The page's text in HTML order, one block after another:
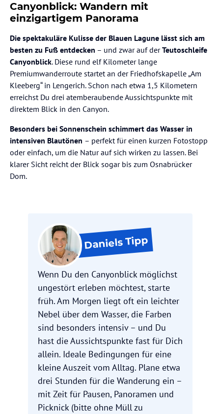
Canyonblick: Wandern mit
einzigartigem Panorama
Die spektakuläre Kulisse der Blauen Lagune lässt sich am
besten zu Fuß entdecken – und zwar auf derTeutoschleife
Canyonblick. Diese rund elf Kilometer lange
Premiumwanderroute startet an der Friedhofskapelle „Am
Kleeberg“ in Lengerich. Schon nach etwa 1,5 Kilometern
erreichst Du drei atemberaubende Aussichtspunkte mit
direktem Blick in den Canyon.
Besonders bei Sonnenschein schimmert das Wasser in
intensiven Blautönen – perfekt für einen kurzen Fotostopp
oder einfach, um die Natur auf sich wirken zu lassen. Bei
klarer Sicht reicht der Blick sogar bis zum Osnabrücker
Dom.
DanielsTipp
Wenn Du den Canyonblick möglichst
ungestört erleben möchtest, starte
früh. Am Morgen liegt oft ein leichter
Nebel über dem Wasser, die Farben
sind besonders intensiv – und Du
hast die Aussichtspunkte fast für Dich
allein. Ideale Bedingungen für eine
kleine Auszeit vom Alltag. Plane etwa
drei Stunden für die Wanderung ein –
mit Zeit für Pausen, Panoramen und
Picknick (bitte ohne Müll zu